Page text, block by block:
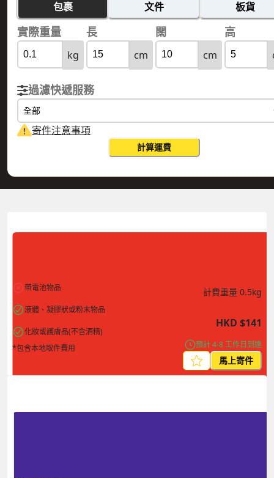
包裹 文件 板貨
實際重量 長 闊 高
kg cm cm
過濾快遞服務
全部
寄件注意事項
計算運費
帶電池物品
液體、凝膠狀或粉末物品
化妝或護膚品(不含酒精)
*包含本地取件費用
計費重量 0.5kg
HKD $141
預計 4-8 工作日到達
馬上寄件